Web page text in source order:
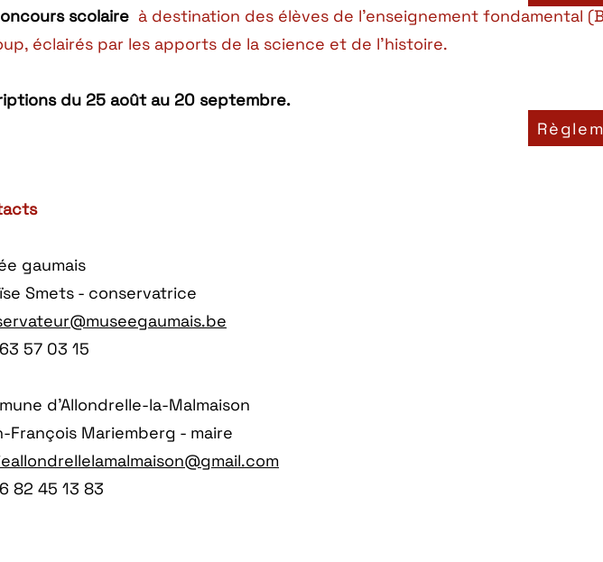
scolaire à destination des élèves de l’enseignement fondamental
éclairés par les apports de la science et de l’histoire.
du 25 août au 20 septembre.
gaumais
Smets - conservatrice
57 03 15
d’Allondrelle-la-Malmaison
François Mariemberg - maire
82 45 13 83